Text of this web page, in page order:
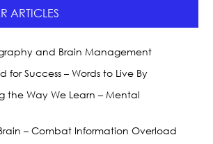
ARTICLES
and Brain Management
for Success – Words to Live By
the Way We Learn – Mental
– Combat Information Overload